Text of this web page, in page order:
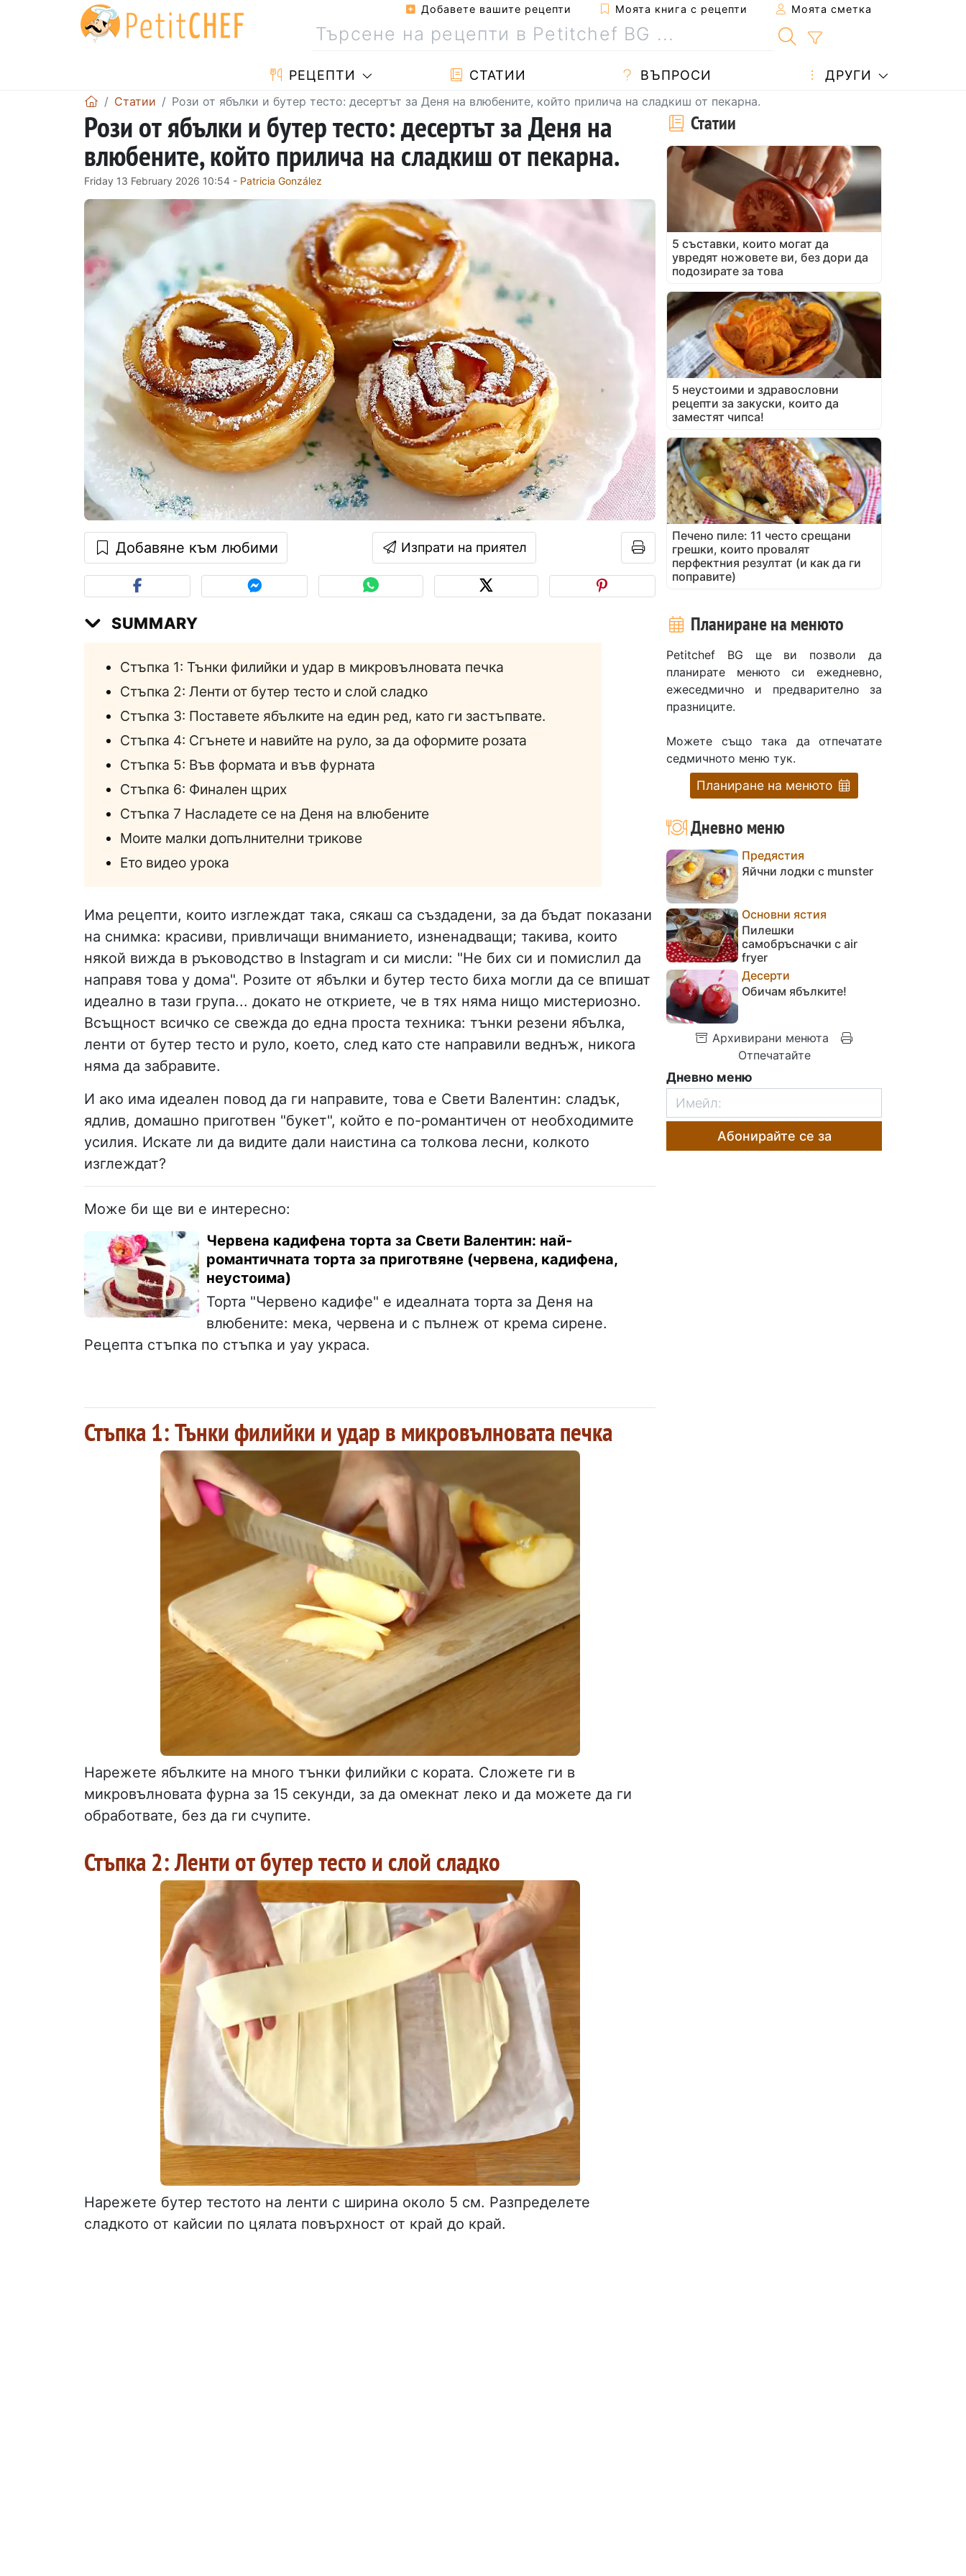
Добавете вашите рецепти Моята книга с рецепти Моята сметка
РЕЦЕПТИ СТАТИИ ВЪПРОСИ ДРУГИ
Статии Рози от ябълки и бутер тесто: десертът за Деня на влюбените, който прилича на сладкиш от пекарна.
Рози от ябълки и бутер тесто: десертът за Деня на
влюбените, който прилича на сладкиш от пекарна.
Friday 13 February 2026 10:54 - Patricia González
Добавяне към любими Изпрати на приятел
SUMMARY
Стъпка 1: Тънки филийки и удар в микровълновата печка
Стъпка 2: Ленти от бутер тесто и слой сладко
Стъпка 3: Поставете ябълките на един ред, като ги застъпвате.
Стъпка 4: Сгънете и навийте на руло, за да оформите розата
Стъпка 5: Във формата и във фурната
Стъпка 6: Финален щрих
Стъпка 7 Насладете се на Деня на влюбените
Моите малки допълнителни трикове
Ето видео урока
Има рецепти, които изглеждат така, сякаш са създадени, за да бъдат показани
на снимка: красиви, привличащи вниманието, изненадващи; такива, които
някой вижда в ръководство в Instagram и си мисли: "Не бих си и помислил да
направя това у дома". Розите от ябълки и бутер тесто биха могли да се впишат
идеално в тази група... докато не откриете, че в тях няма нищо мистериозно.
Всъщност всичко се свежда до една проста техника: тънки резени ябълка,
ленти от бутер тесто и руло, което, след като сте направили веднъж, никога
няма да забравите.
И ако има идеален повод да ги направите, това е Свети Валентин: сладък,
ядлив, домашно приготвен "букет", който е по-романтичен от необходимите
усилия. Искате ли да видите дали наистина са толкова лесни, колкото
изглеждат?
Може би ще ви е интересно:
Червена кадифена торта за Свети Валентин: най-
романтичната торта за приготвяне (червена, кадифена,
неустоима)
Торта "Червено кадифе" е идеалната торта за Деня на
влюбените: мека, червена и с пълнеж от крема сирене.
Рецепта стъпка по стъпка и уау украса.
Стъпка 1: Тънки филийки и удар в микровълновата печка
Нарежете ябълките на много тънки филийки с кората. Сложете ги в
микровълновата фурна за 15 секунди, за да омекнат леко и да можете да ги
обработвате, без да ги счупите.
Стъпка 2: Ленти от бутер тесто и слой сладко
Нарежете бутер тестото на ленти с ширина около 5 см. Разпределете
сладкото от кайсии по цялата повърхност от край до край.
Статии
5 съставки, които могат да
увредят ножовете ви, без дори да
подозирате за това
5 неустоими и здравословни
рецепти за закуски, които да
заместят чипса!
Печено пиле: 11 често срещани
грешки, които провалят
перфектния резултат (и как да ги
поправите)
Планиране на менюто
Petitchef BG ще ви позволи да
планирате менюто си ежедневно,
ежеседмично и предварително за
празниците.
Можете също така да отпечатате
седмичното меню тук.
Планиране на менюто
Дневно меню
Предястия
Яйчни лодки с munster
Основни ястия
Пилешки
самобръсначки с air
fryer
Десерти
Обичам ябълките!
Архивирани менюта
Отпечатайте
Дневно меню
Абонирайте се за